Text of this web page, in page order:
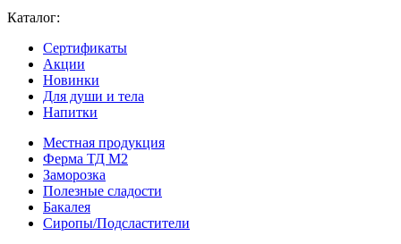
Каталог:
Сертификаты
Акции
Новинки
Для души и тела
Напитки
Местная продукция
Ферма ТД М2
Заморозка
Полезные сладости
Бакалея
Сиропы/Подсластители